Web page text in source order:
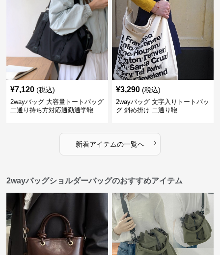
¥7,120 (税込)
2wayバッグ 大容量トートバッグ
二通り持ち方対応通勤通学鞄
¥3,290 (税込)
2wayバッグ 文字入りトートバッ
グ 斜め掛け 二通り鞄
新着アイテムの一覧へ ›
2wayバッグショルダーバッグのおすすめアイテム